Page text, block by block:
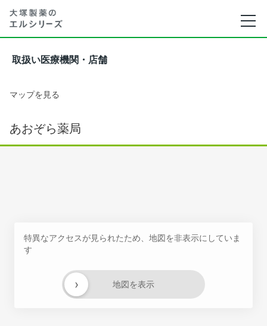
取扱い医療機関・店舗
マップを見る
あおぞら薬局
特異なアクセスが見られたため、地図を非表示にしていま
す
地図を表示
›